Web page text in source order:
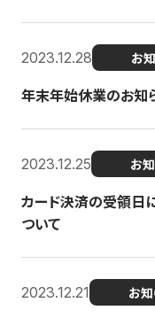
2023.12.28 お
年末年始休業のお知
2023.12.25 お
カード決済の受領日
ついて
2023.12.21 お